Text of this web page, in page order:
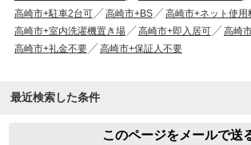
高崎市+駐車2台可
高崎市+BS
高崎市+ネット使用
高崎市+室内洗濯機置き場
高崎市+即入居可
高崎
高崎市+礼金不要
高崎市+保証人不要
最近検索した条件
このページをメールで送